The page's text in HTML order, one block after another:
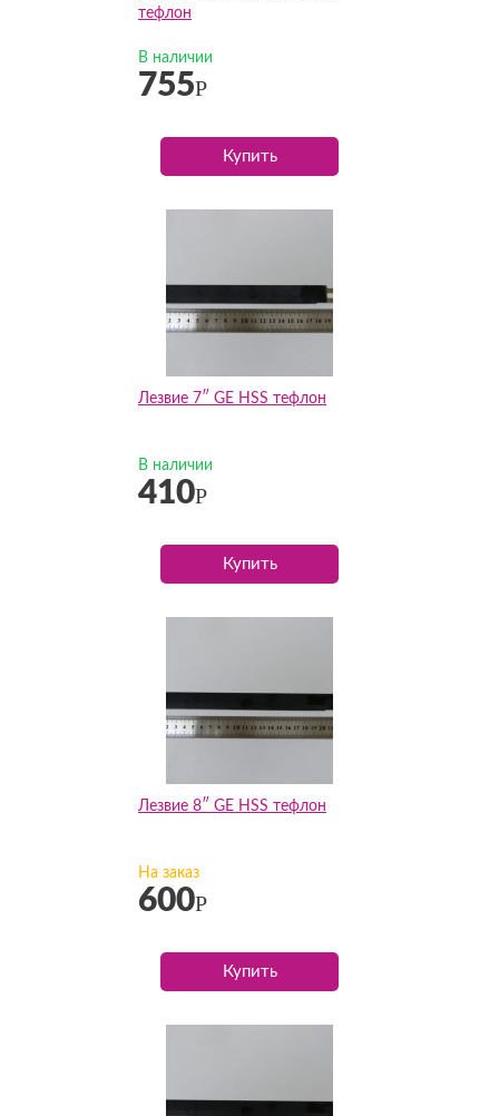
тефлон
В наличии
755Р
Купить
Лезвие 7″ GE HSS тефлон
В наличии
410Р
Купить
Лезвие 8″ GE HSS тефлон
На заказ
600Р
Купить